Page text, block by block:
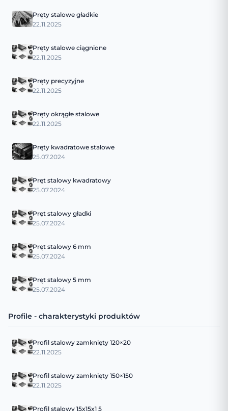
Pręty stalowe gładkie
22.11.2025
Pręty stalowe ciągnione
22.11.2025
Pręty precyzyjne
22.11.2025
Pręty okrągłe stalowe
22.11.2025
Pręty kwadratowe stalowe
25.07.2024
Pręt stalowy kwadratowy
25.07.2024
Pręt stalowy gładki
25.07.2024
Pręt stalowy 6 mm
25.07.2024
Pręt stalowy 5 mm
25.07.2024
Profile - charakterystyki produktów
Profil stalowy zamknięty 120×20
22.11.2025
Profil stalowy zamknięty 150×150
22.11.2025
Profil stalowy 15x15x1 5